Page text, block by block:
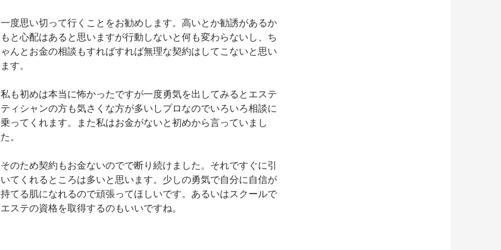
一度思い切って行くことをお勧めします。高いとか勧誘があるか
もと心配はあると思いますが行動しないと何も変わらないし、ち
ゃんとお金の相談もすればすれば無理な契約はしてこないと思い
ます。
私も初めは本当に怖かったですが一度勇気を出してみるとエステ
ティシャンの方も気さくな方が多いしプロなのでいろいろ相談に
乗ってくれます。また私はお金がないと初めから言っていまし
た。
そのため契約もお金ないのでで断り続けました。それですぐに引
いてくれるところは多いと思います。少しの勇気で自分に自信が
持てる肌になれるので頑張ってほしいです。あるいはスクールで
エステの資格を取得するのもいいですね。